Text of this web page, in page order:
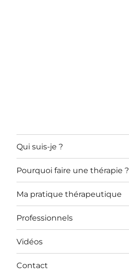
Qui suis-je ?
Pourquoi faire une thérapie ?
Ma pratique thérapeutique
Professionnels
Vidéos
Contact